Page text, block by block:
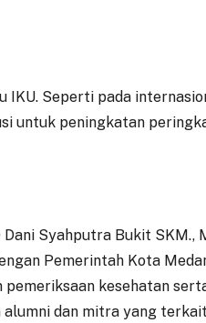
IKU. Seperti pada
untuk peningkatan
Syahputra Bukit SKM.,
Pemerintah Kota
kesehatan
dan mitra yang